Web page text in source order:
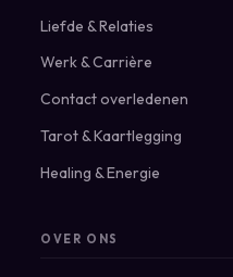
Liefde & Relaties
Werk & Carrière
Contact overledenen
Tarot & Kaartlegging
Healing & Energie
OVER ONS